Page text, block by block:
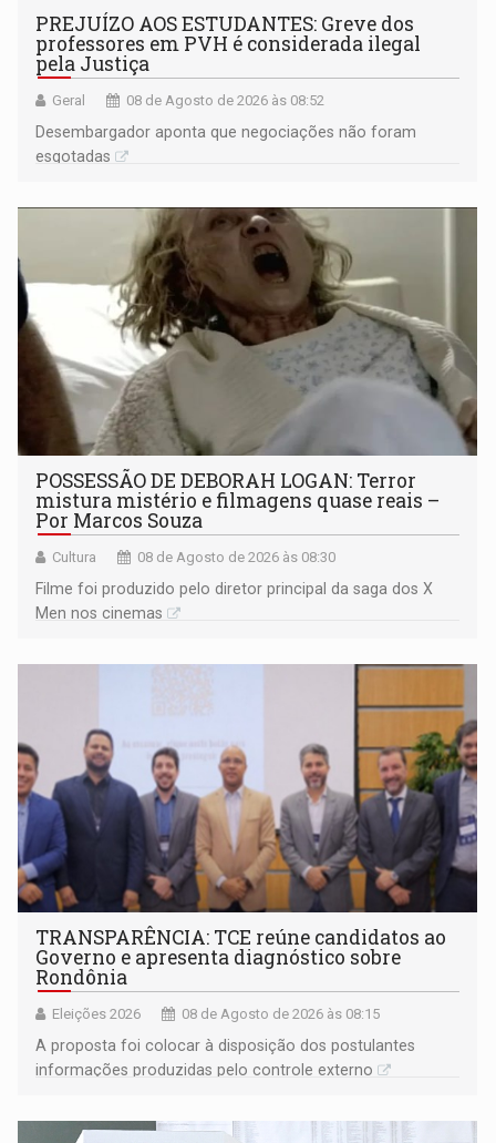
PREJUÍZO AOS ESTUDANTES: Greve dos
professores em PVH é considerada ilegal
pela Justiça
Geral 08 de Agosto de 2026 às 08:52
Desembargador aponta que negociações não foram
esgotadas
POSSESSÃO DE DEBORAH LOGAN: Terror
mistura mistério e filmagens quase reais –
Por Marcos Souza
Cultura 08 de Agosto de 2026 às 08:30
Filme foi produzido pelo diretor principal da saga dos X
Men nos cinemas
TRANSPARÊNCIA: TCE reúne candidatos ao
Governo e apresenta diagnóstico sobre
Rondônia
Eleições 2026 08 de Agosto de 2026 às 08:15
A proposta foi colocar à disposição dos postulantes
informações produzidas pelo controle externo